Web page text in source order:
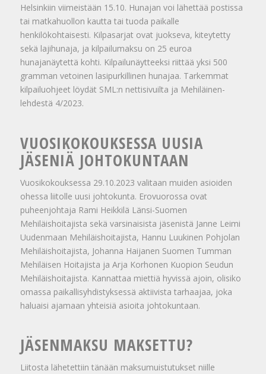
Helsinkiin viimeistään 15.10. Hunajan voi lähettää postissa
tai matkahuollon kautta tai tuoda paikalle
henkilökohtaisesti. Kilpasarjat ovat juokseva, kiteytetty
sekä lajihunaja, ja kilpailumaksu on 25 euroa
hunajanäytettä kohti. Kilpailunäytteeksi riittää yksi 500
gramman vetoinen lasipurkillinen hunajaa. Tarkemmat
kilpailuohjeet löydät SML:n nettisivuilta ja Mehiläinen-
lehdestä 4/2023.
VUOSIKOKOUKSESSA UUSIA
JÄSENIÄ JOHTOKUNTAAN
Vuosikokouksessa 29.10.2023 valitaan muiden asioiden
ohessa liitolle uusi johtokunta. Erovuorossa ovat
puheenjohtaja Rami Heikkilä Länsi-Suomen
Mehiläishoitajista sekä varsinaisista jäsenistä Janne Leimi
Uudenmaan Mehiläishoitajista, Hannu Luukinen Pohjolan
Mehiläishoitajista, Johanna Haijanen Suomen Tumman
Mehiläisen Hoitajista ja Arja Korhonen Kuopion Seudun
Mehiläishoitajista. Kannattaa miettiä hyvissä ajoin, olisiko
omassa paikallisyhdistyksessä aktiivista tarhaajaa, joka
haluaisi ajamaan yhteisiä asioita johtokuntaan.
JÄSENMAKSU MAKSETTU?
Liitosta lähetettiin tänään maksumuistutukset niille